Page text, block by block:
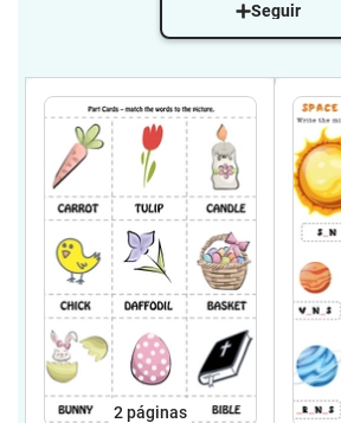
Seguir
2páginas